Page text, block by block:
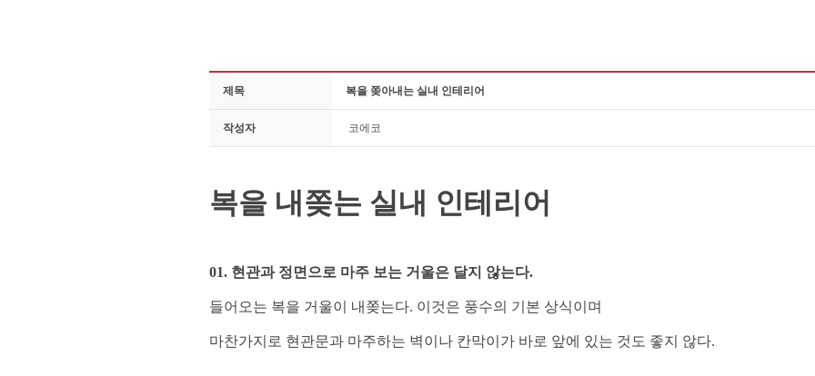
제목 복을 쫒아내는 실내 인테리어
작성자 코에코
복을 내쫒는 실내 인테리어
01. 현관과 정면으로 마주 보는 거울은 달지 않는다.
들어오는 복을 거울이 내쫒는다. 이것은 풍수의 기본 상식이며
마찬가지로 현관문과 마주하는 벽이나 칸막이가 바로 앞에 있는 것도 좋지 않다.